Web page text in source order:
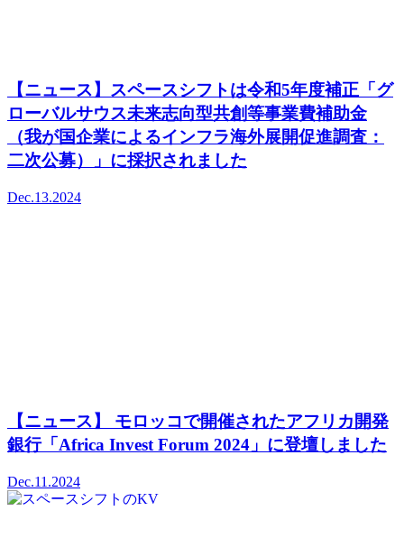
【ニュース】スペースシフトは令和5年度補正「グ
ローバルサウス未来志向型共創等事業費補助金
（我が国企業によるインフラ海外展開促進調査：
二次公募）」に採択されました
Dec.13.2024
【ニュース】 モロッコで開催されたアフリカ開発
銀行「Africa Invest Forum 2024」に登壇しました
Dec.11.2024